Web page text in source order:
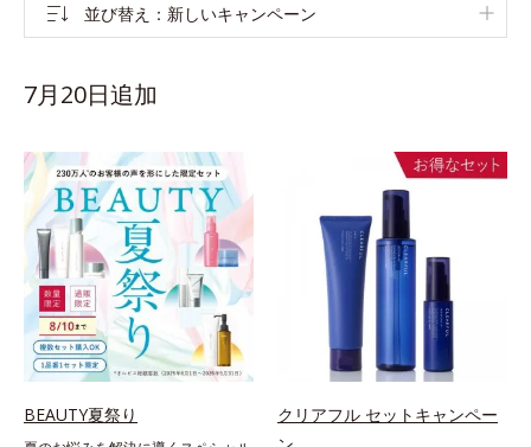
並び替え 新しいキャンペーン
7月20日追加
BEAUTY夏祭り
クリアフル セットキャンペー